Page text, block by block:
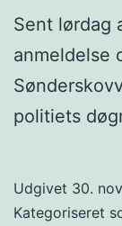
Sent lørdag
anmeldelse
politiets
Udgivet 30.
Kategoriseret